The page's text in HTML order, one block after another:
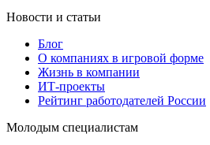
Новости и статьи
Блог
О компаниях в игровой форме
Жизнь в компании
ИТ-проекты
Рейтинг работодателей России
Молодым специалистам